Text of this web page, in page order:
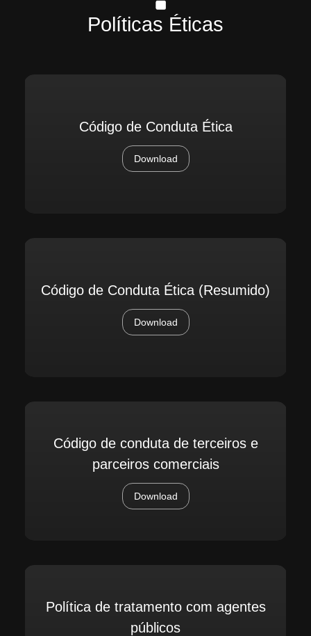
Políticas Éticas
Código de Conduta Ética
Download
Código de Conduta Ética (Resumido)
Download
Código de conduta de terceiros e
parceiros comerciais
Download
Política de tratamento com agentes
públicos